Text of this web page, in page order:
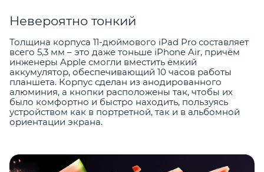
Невероятно тонкий
Толщина корпуса 11-дюймового iPad Pro составляет
всего 5,3 мм – это даже тоньше iPhone Air, причём
инженеры Apple смогли вместить ёмкий
аккумулятор, обеспечивающий 10 часов работы
планшета. Корпус сделан из анодированного
алюминия, а кнопки расположены так, чтобы их
было комфортно и быстро находить, пользуясь
устройством как в портретной, так и в альбомной
ориентации экрана.